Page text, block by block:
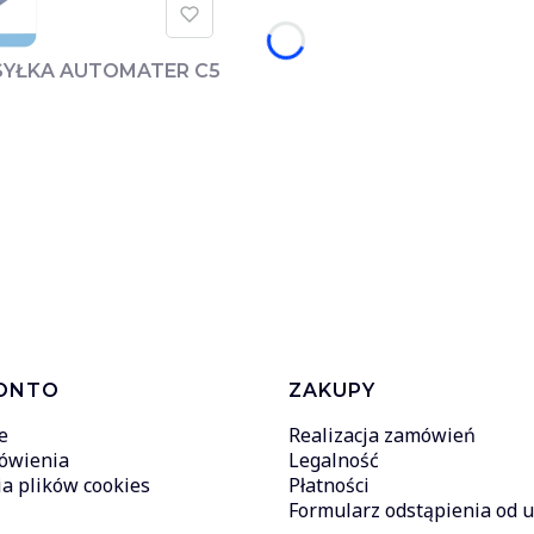
AUTOMATER C5
plików cookies
ZAKUPY
Realizacja zamówień
Legalność
Płatności
Formularz odstąpienia od